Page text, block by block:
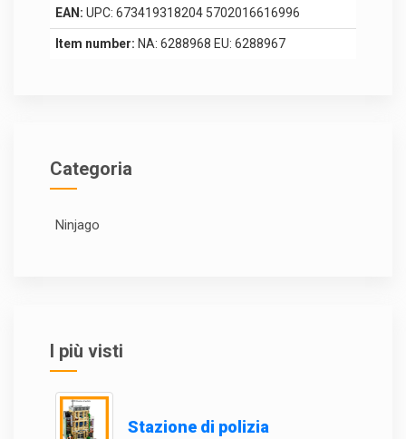
EAN: UPC: 673419318204 5702016616996
Item number: NA: 6288968 EU: 6288967
Categoria
Ninjago
I più visti
Stazione di polizia